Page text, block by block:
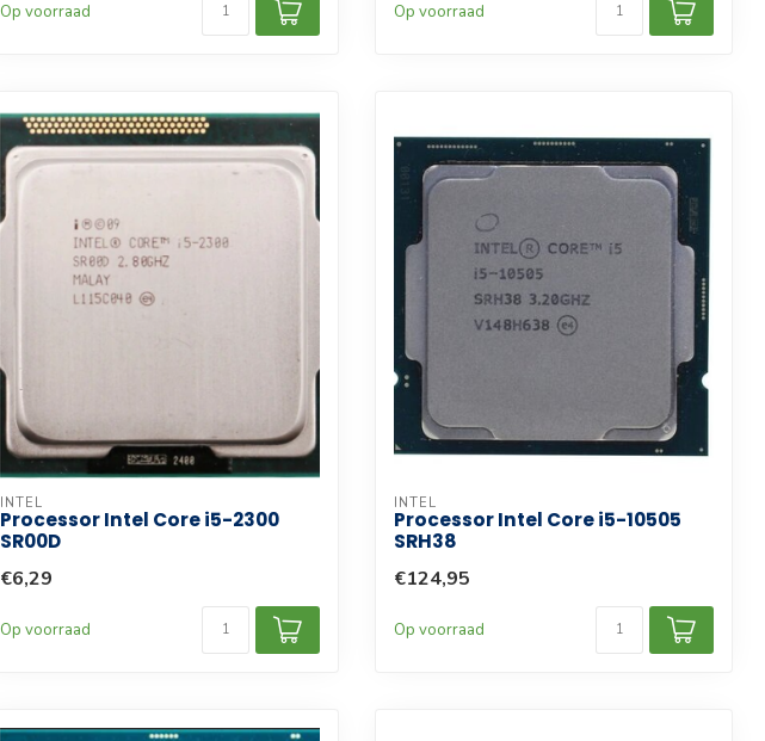
Op voorraad Op voorraad
INTEL
Processor Intel Core i5-2300
SR00D
€6,29
Op voorraad
INTEL
Processor Intel Core i5-10505
SRH38
€124,95
Op voorraad